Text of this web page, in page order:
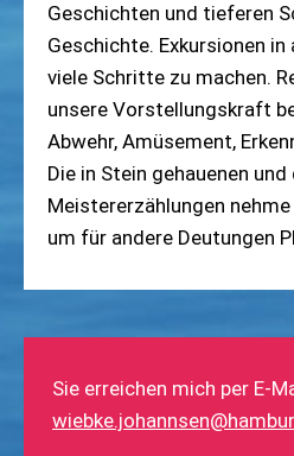
Geschichten und tieferen
Geschichte. Exkursionen in
viele Schritte zu machen.
unsere Vorstellungskraft
Abwehr, Amüsement,
Die in Stein gehauenen
Meistererzählungen
um für andere Deutungen
Sie erreichen mich per E-